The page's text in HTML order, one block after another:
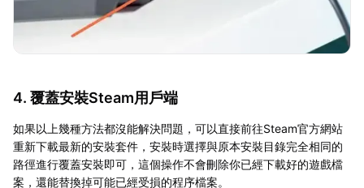
4. 覆蓋安裝Steam用戶端
如果以上幾種方法都沒能解決問題，可以直接前往Steam官方網站
重新下載最新的安裝套件，安裝時選擇與原本安裝目錄完全相同的
路徑進行覆蓋安裝即可，這個操作不會刪除你已經下載好的遊戲檔
案，還能替換掉可能已經受損的程序檔案。